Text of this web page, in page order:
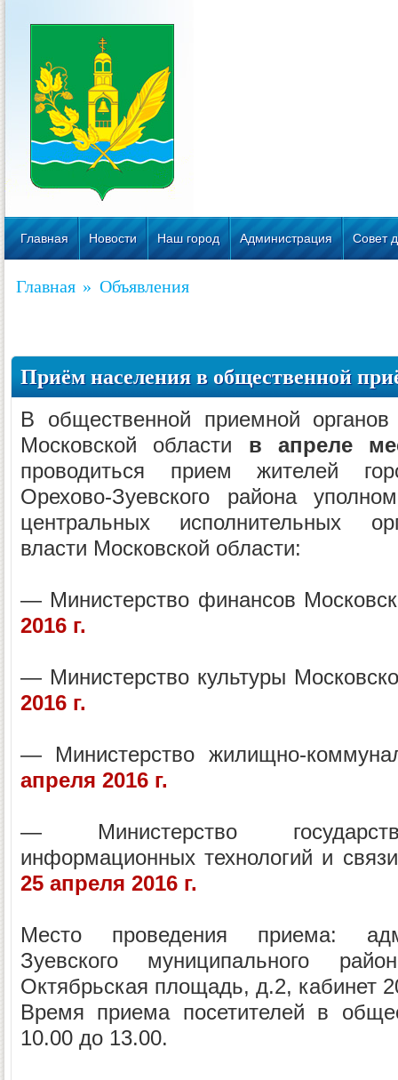
Главная Новости Наш город Администрация Совет
Главная » Объявления
Приём населения в общественной
В общественной приемной органов
Московской области в апреле
проводиться прием жителей
Орехово-Зуевского района
центральных исполнительных
власти Московской области:
— Министерство финансов
2016 г.
— Министерство культуры
2016 г.
— Министерство жилищно-
апреля 2016 г.
— Министерство
информационных технологий и
25 апреля 2016 г.
Место проведения приема:
Зуевского муниципального
Октябрьская площадь, д.2, кабинет
Время приема посетителей в
10.00 до 13.00.